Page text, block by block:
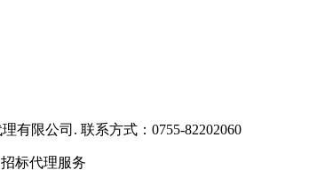
有限公司. 联系方式：0755-82202060
标代理服务